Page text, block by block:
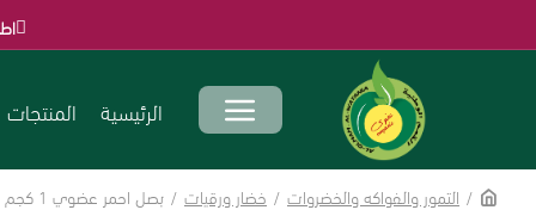
اطلب الآن قبل
الرئيسية المنتجات
الرئيسية
التمور والفواكه والخضروات خضار ورقيات بصل احمر عضوي 1 كجم مزرعة الشهوان